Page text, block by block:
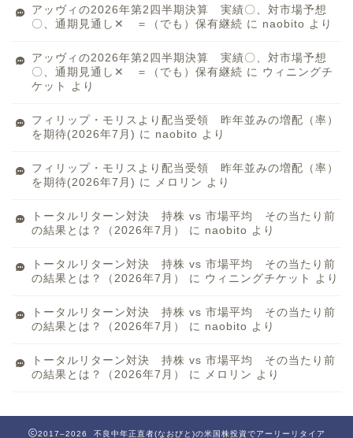
アッヴィの2026年第2四半期決算 実績〇、対市場予想
〇、通期見通し✕ ＝（でも）保有継続 に naobito より
アッヴィの2026年第2四半期決算 実績〇、対市場予想
〇、通期見通し✕ ＝（でも）保有継続 に ウィニングチ
ケット
より
フィリップ・モリスより配当受領 昨年並みの増配（率）
を期待(2026年7月) に naobito より
フィリップ・モリスより配当受領 昨年並みの増配（率）
を期待(2026年7月) に メロリン より
トータルリターン対決 持株 vs 市場平均 その当たり前
の結果とは？（2026年7月）
に naobito より
トータルリターン対決 持株 vs 市場平均 その当たり前
の結果とは？（2026年7月）
に ウィニングチケット より
トータルリターン対決 持株 vs 市場平均 その当たり前
の結果とは？（2026年7月）
に naobito より
トータルリターン対決 持株 vs 市場平均 その当たり前
の結果とは？（2026年7月）
に メロリン より
2017–2026 不良中年正直者(なおびと)の米国株投資でアーリーリタイア